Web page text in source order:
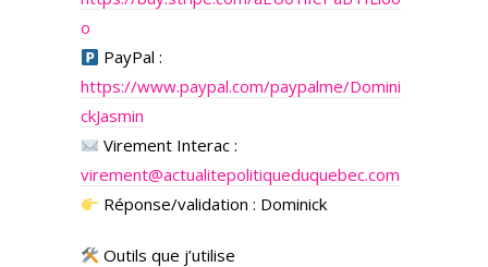
o
PayPal :
https://www.paypal.com/paypalme/Domini
ckJasmin
Virement Interac :
virement@actualitepolitiqueduquebec.com
Réponse/validation : Dominick
Outils que j’utilise